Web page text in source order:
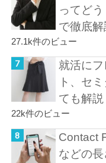
ってど
で徹底解
27.1k件のビュー
就活に
ト、セ
ても解説
22k件のビュー
Contact
などの